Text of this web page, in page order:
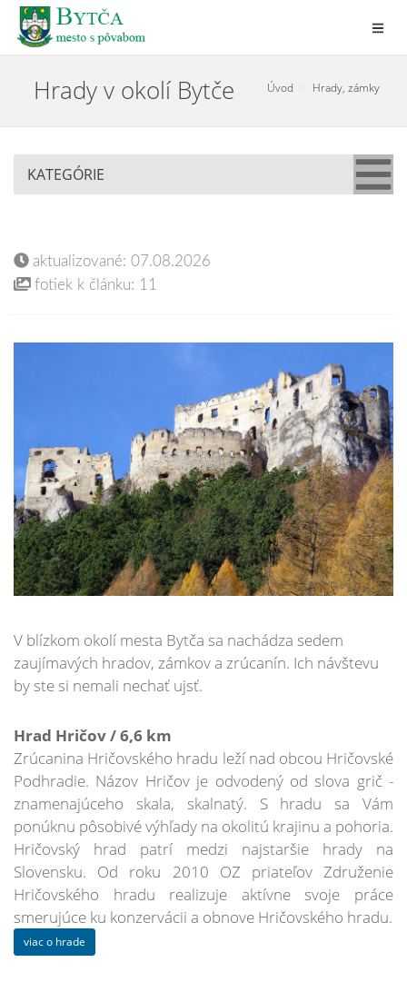
Úvod Hrady, zámky
Hrady v okolí Bytče
KATEGÓRIE
aktualizované: 07.08.2026
fotiek k článku: 11
V blízkom okolí mesta Bytča sa nachádza sedem
zaujímavých hradov, zámkov a zrúcanín. Ich návštevu
by ste si nemali nechať ujsť.
Hrad Hričov / 6,6 km
Zrúcanina Hričovského hradu leží nad obcou Hričovské
Podhradie. Názov Hričov je odvodený od slova grič -
znamenajúceho skala, skalnatý. S hradu sa Vám
ponúknu pôsobivé výhľady na okolitú krajinu a pohoria.
Hričovský hrad patrí medzi najstaršie hrady na
Slovensku. Od roku 2010 OZ priateľov Združenie
Hričovského hradu realizuje aktívne svoje práce
smerujúce ku konzervácii a obnove Hričovského hradu.
viac o hrade